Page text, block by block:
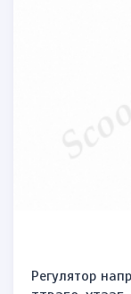
Регулятор